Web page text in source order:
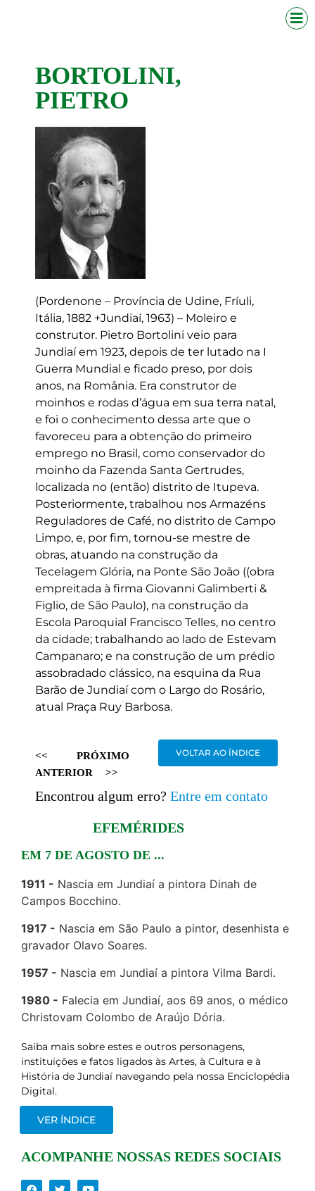
BORTOLINI,
PIETRO
(Pordenone – Província de Udine, Fríuli,
Itália, 1882 +Jundiaí, 1963) – Moleiro e
construtor. Pietro Bortolini veio para
Jundiaí em 1923, depois de ter lutado na I
Guerra Mundial e ficado preso, por dois
anos, na România. Era construtor de
moinhos e rodas d’água em sua terra natal,
e foi o conhecimento dessa arte que o
favoreceu para a obtenção do primeiro
emprego no Brasil, como conservador do
moinho da Fazenda Santa Gertrudes,
localizada no (então) distrito de Itupeva.
Posteriormente, trabalhou nos Armazéns
Reguladores de Café, no distrito de Campo
Limpo, e, por fim, tornou-se mestre de
obras, atuando na construção da
Tecelagem Glória, na Ponte São João ((obra
empreitada à firma Giovanni Galimberti &
Figlio, de São Paulo), na construção da
Escola Paroquial Francisco Telles, no centro
da cidade; trabalhando ao lado de Estevam
Campanaro; e na construção de um prédio
assobradado clássico, na esquina da Rua
Barão de Jundiaí com o Largo do Rosário,
atual Praça Ruy Barbosa.
<<
ANTERIOR
PRÓXIMO
>>
VOLTAR AO ÍNDICE
Encontrou algum erro? Entre em contato
EFEMÉRIDES
EM 7 DE AGOSTO DE ...
1911
Nascia em Jundiaí a pintora Dinah de
Campos Bocchino.
1917
Nascia em São Paulo a pintor, desenhista e
gravador Olavo Soares.
1957
Nascia em Jundiaí a pintora Vilma Bardi.
1980
Falecia em Jundiaí, aos 69 anos, o médico
Christovam Colombo de Araújo Dória.
Saiba mais sobre estes e outros personagens,
instituições e fatos ligados às Artes, à Cultura e à
História de Jundiaí navegando pela nossa Enciclopédia
Digital.
VER ÍNDICE
ACOMPANHE NOSSAS REDES SOCIAIS